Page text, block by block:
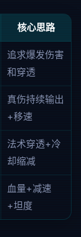
核心思路
追求爆发伤害
和穿透
真伤持续输出
+移速
法术穿透+冷
却缩减
血量+减速
+坦度